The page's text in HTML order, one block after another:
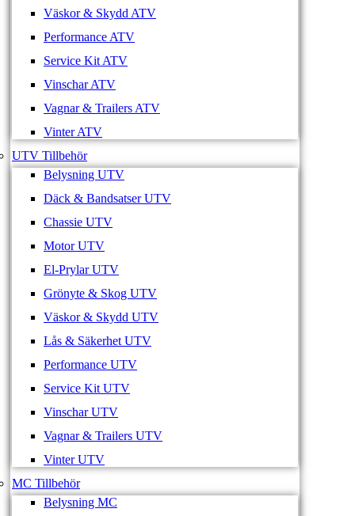
Väskor & Skydd ATV
Performance ATV
Service Kit ATV
Vinschar ATV
Vagnar & Trailers ATV
Vinter ATV
UTV Tillbehör
Belysning UTV
Däck & Bandsatser UTV
Chassie UTV
Motor UTV
El-Prylar UTV
Grönyte & Skog UTV
Väskor & Skydd UTV
Lås & Säkerhet UTV
Performance UTV
Service Kit UTV
Vinschar UTV
Vagnar & Trailers UTV
Vinter UTV
MC Tillbehör
Belysning MC